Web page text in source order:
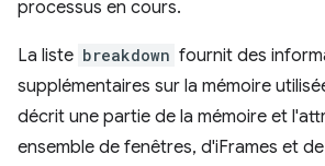
processus en cours.
La liste breakdown fournit des
supplémentaires sur la mémoire
décrit une partie de la mémoire et
ensemble de fenêtres, d'iFrames et